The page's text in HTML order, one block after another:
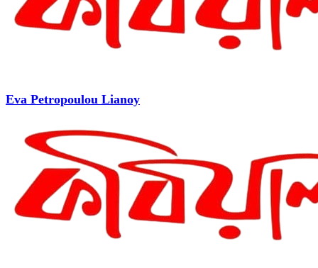
Eva Petropoulou Lianoy